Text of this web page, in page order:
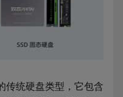
传统硬盘类型，它包含